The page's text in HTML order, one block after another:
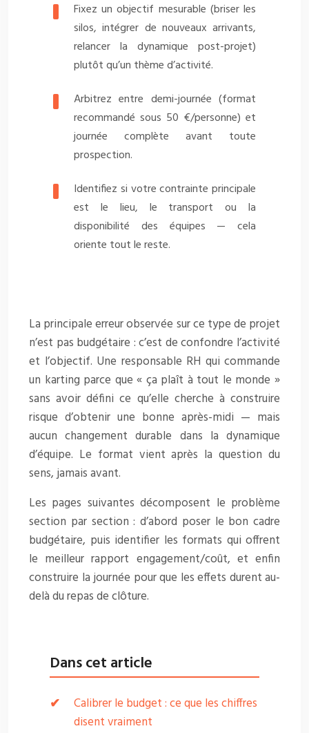
Fixez un objectif mesurable (briser les
silos, intégrer de nouveaux arrivants,
relancer la dynamique post-projet)
plutôt qu’un thème d’activité.
Arbitrez entre demi-journée (format
recommandé sous 50 €/personne) et
journée complète avant toute
prospection.
Identifiez si votre contrainte principale
est le lieu, le transport ou la
disponibilité des équipes — cela
oriente tout le reste.
La principale erreur observée sur ce type de projet
n’est pas budgétaire : c’est de confondre l’activité
et l’objectif. Une responsable RH qui commande
un karting parce que « ça plaît à tout le monde »
sans avoir défini ce qu’elle cherche à construire
risque d’obtenir une bonne après-midi — mais
aucun changement durable dans la dynamique
d’équipe. Le format vient après la question du
sens, jamais avant.
Les pages suivantes décomposent le problème
section par section : d’abord poser le bon cadre
budgétaire, puis identifier les formats qui offrent
le meilleur rapport engagement/coût, et enfin
construire la journée pour que les effets durent au-
delà du repas de clôture.
Dans cet article
Calibrer le budget : ce que les chiffres
disent vraiment